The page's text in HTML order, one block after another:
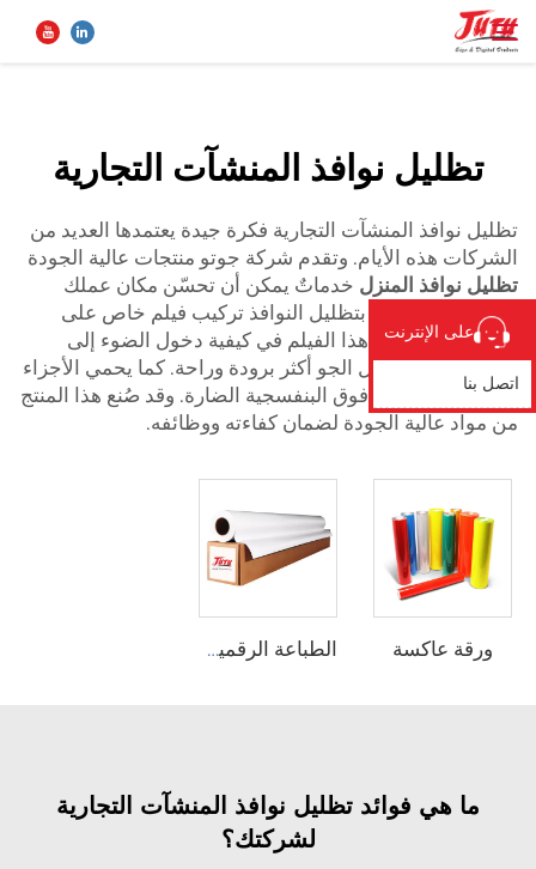
للمباني السكنية
الصفحة الرئيسية
المنتجات
من نحن
تطبيق
الأخبار
اتصل بنا
بحث
على الإنترنت
اتصل بنا
تظليل نوافذ المنشآت التجارية
تظليل نوافذ المنشآت التجارية فكرة جيدة يعتمدها العديد من
الشركات هذه الأيام. وتقدم شركة جوتو منتجات عالية الجودة
تظليل نوافذ المنزل خدماتٌ يمكن أن تحسّن مكان عملك
بطريقةٍ ما. ويُقصد بتظليل النوافذ تركيب فيلم خاص على
زجاج مبناك. ويؤثر هذا الفيلم في كيفية دخول الضوء إلى
المساحة، مما يجعل الجو أكثر برودة وراحة. كما يحمي الأجزاء
الداخلية من أشعة فوق البنفسجية الضارة. وقد صُنع هذا المنتج
من مواد عالية الجودة لضمان كفاءته ووظائفه.
ورقة عاكسة الطباعة الرقمية الفينيل
ما هي فوائد تظليل نوافذ المنشآت التجارية
لشركتك؟